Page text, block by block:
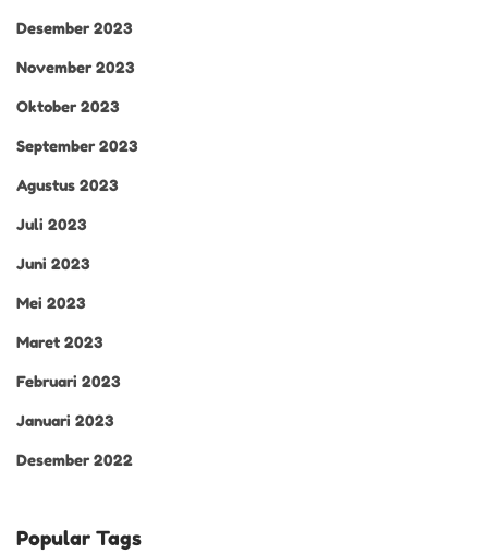
Desember 2023
November 2023
Oktober 2023
September 2023
Agustus 2023
Juli 2023
Juni 2023
Mei 2023
Maret 2023
Februari 2023
Januari 2023
Desember 2022
Popular Tags